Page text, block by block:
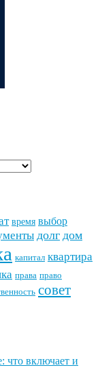
время выбор
долг дом
капитал квартира
права право
совет
что включает и